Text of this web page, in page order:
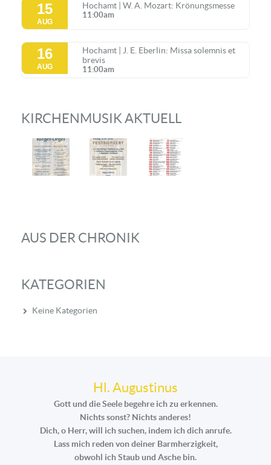
15
AUG
Hochamt | W. A. Mozart: Krönungsmesse
11:00am
16
AUG
Hochamt | J. E. Eberlin: Missa solemnis et
brevis
11:00am
KIRCHENMUSIK AKTUELL
AUS DER CHRONIK
KATEGORIEN
Keine Kategorien
Hl. Augustinus
Gott und die Seele begehre ich zu erkennen.
Nichts sonst? Nichts anderes!
Dich, o Herr, will ich suchen, indem ich dich anrufe.
Lass mich reden von deiner Barmherzigkeit,
obwohl ich Staub und Asche bin.